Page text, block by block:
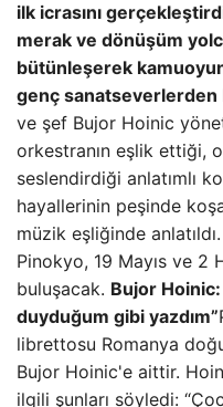
ilk icrasını
merak ve dönüşüm
bütünleşerek
genç sanatseverlerden
ve şef Bujor Hoinic
orkestranın eşlik ettiği,
seslendirdiği anlatımlı
hayallerinin peşinde
müzik eşliğinde
Pinokyo, 19 Mayıs ve 2
buluşacak. Bujor
duyduğum gibi yazdım”
librettosu Romanya
Bujor Hoinic'e aittir.
ilgili şunları söyledi: